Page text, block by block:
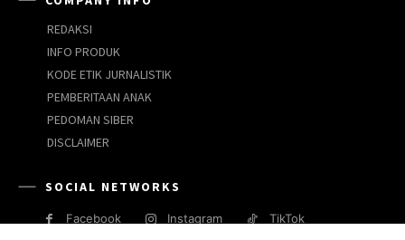
REDAKSI
INFO PRODUK
KODE ETIK JURNALISTIK
PEMBERITAAN ANAK
PEDOMAN SIBER
DISCLAIMER
SOCIAL NETWORKS
Facebook Instagram TikTok